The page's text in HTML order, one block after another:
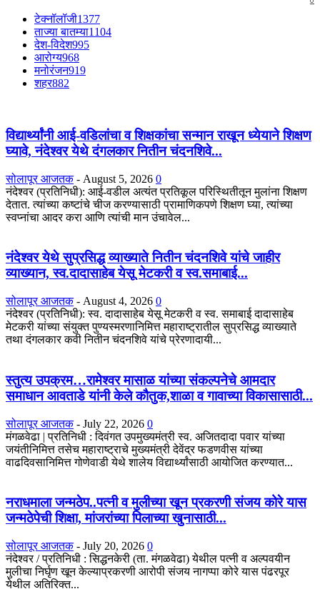
टेक्नॉलॉजी1377
ताज्या बातम्या1104
देश-विदेश995
आरोग्य968
मनोरंजन919
शहर882
विद्यार्थ्यांनी आई-वडिलांचा व शिक्षकांचा सन्मान राखून ध्येयाने शिक्षण
घ्यावे, नंदेश्वर येथे दंगलकार नितीन चंदनशिवे...
सोलापूर आजतक - August 5, 2026 0
नंदेश्वर (प्रतिनिधी): आई-वडील अत्यंत प्रतिकूल परिस्थितीतून मुलांना शिक्षण
देतात. त्यांच्या कष्टांचे चीज करण्यासाठी प्रामाणिकपणे शिक्षण घ्या, त्यांच्या
स्वप्नांचा आदर करा आणि त्यांची मान उंचावेल...
नंदेश्वर येथे सुप्रसिद्ध व्याख्याते नितीन चंदनशिवे यांचे जाहीर
व्याख्यान, स्व.दादासाहेब येसू मेटकरी व स्व.समाबाई...
सोलापूर आजतक - August 4, 2026 0
नंदेश्वर (प्रतिनिधी): स्व. दादासाहेब येसू मेटकरी व स्व. समाबाई दादासाहेब
मेटकरी यांच्या संयुक्त पुण्यस्मरणानिमित्त महाराष्ट्रातील सुप्रसिद्ध व्याख्याते
तथा दंगलकार कवी नितीन चंदनशिवे यांचे प्रेरणादायी...
स्तुत्य उपक्रम…रामेश्वर मासाळ यांच्या संकल्पनेचे आमदार
समाधान आवताडे यांनी केले कौतुक,शाळा व गावाच्या विकासासाठी...
सोलापूर आजतक - July 22, 2026 0
मंगळवेढा | प्रतिनिधी : दिवंगत उपमुख्यमंत्री स्व. अजितदादा पवार यांच्या
जयंतीनिमित्त तसेच महाराष्ट्राचे मुख्यमंत्री देवेंद्र फडणवीस यांच्या
वाढदिवसानिमित्त गोणेवाडी येथे शालेय विद्यार्थ्यांसाठी आयोजित करण्यात...
नराधमाला जन्मठेप..पत्नी व मुलीच्या खून प्रकरणी संजय कोरे यास
जन्मठेपेची शिक्षा, मांजरांच्या पिलाच्या खुनासाठी...
सोलापूर आजतक - July 20, 2026 0
नंदेश्वर / प्रतिनिधी : सिद्धनकेरी (ता. मंगळवेढा) येथील पत्नी व अल्पवयीन
मुलीचा निर्घृण खून केल्याप्रकरणी आरोपी संजय नागप्पा कोरे यास पंढरपूर
येथील अतिरिक्त...